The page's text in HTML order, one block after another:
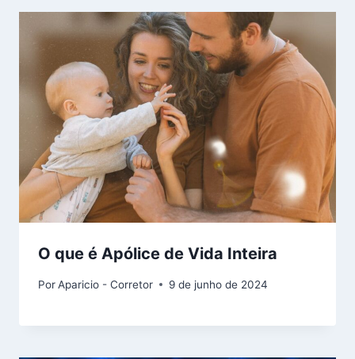
O que é Apólice de Vida Inteira
PorAparicio - Corretor 9 de junho de 2024